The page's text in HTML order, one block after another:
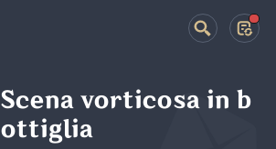
Scena vorticosa in b
ottiglia